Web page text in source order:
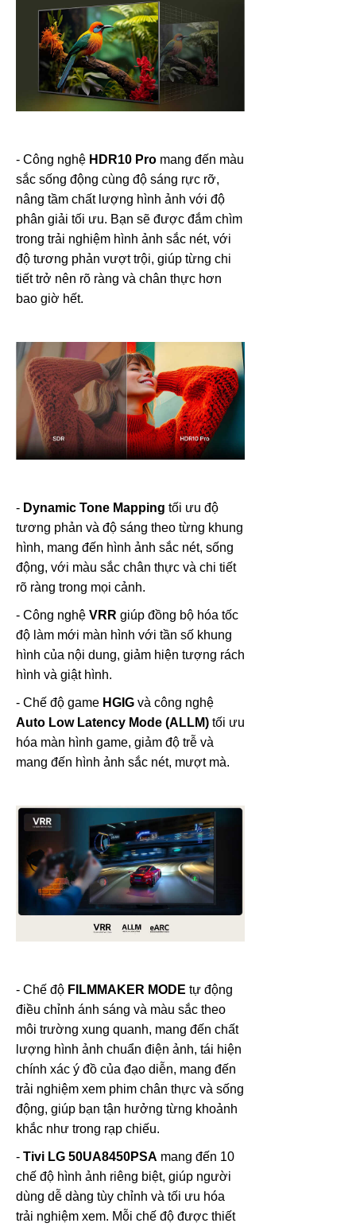
- Công nghệ HDR10 Pro mang đến màu
sắc sống động cùng độ sáng rực rỡ,
nâng tầm chất lượng hình ảnh với độ
phân giải tối ưu. Bạn sẽ được đắm chìm
trong trải nghiệm hình ảnh sắc nét, với
độ tương phản vượt trội, giúp từng chi
tiết trở nên rõ ràng và chân thực hơn
bao giờ hết.
- Dynamic Tone Mapping tối ưu độ
tương phản và độ sáng theo từng khung
hình, mang đến hình ảnh sắc nét, sống
động, với màu sắc chân thực và chi tiết
rõ ràng trong mọi cảnh.
- Công nghệ VRR giúp đồng bộ hóa tốc
độ làm mới màn hình với tần số khung
hình của nội dung, giảm hiện tượng rách
hình và giật hình.
- Chế độ game HGIG và công nghệ
Auto Low Latency Mode (ALLM) tối ưu
hóa màn hình game, giảm độ trễ và
mang đến hình ảnh sắc nét, mượt mà.
- Chế độ FILMMAKER MODE tự động
điều chỉnh ánh sáng và màu sắc theo
môi trường xung quanh, mang đến chất
lượng hình ảnh chuẩn điện ảnh, tái hiện
chính xác ý đồ của đạo diễn, mang đến
trải nghiệm xem phim chân thực và sống
động, giúp bạn tận hưởng từng khoảnh
khắc như trong rạp chiếu.
- Tivi LG 50UA8450PSA mang đến 10
chế độ hình ảnh riêng biệt, giúp người
dùng dễ dàng tùy chỉnh và tối ưu hóa
trải nghiệm xem. Mỗi chế độ được thiết